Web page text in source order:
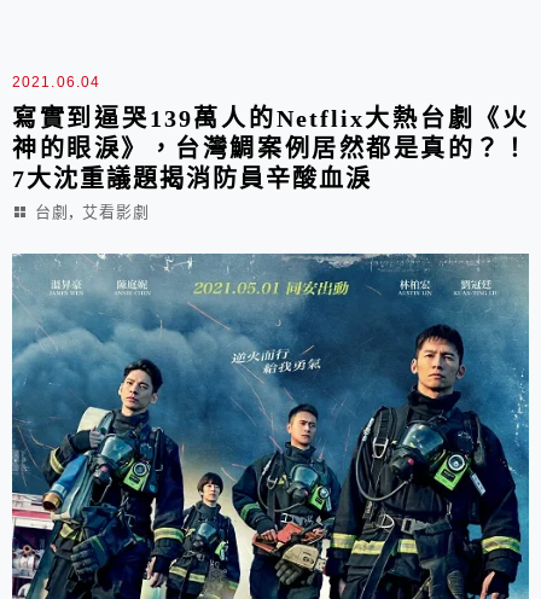
2021.06.04
寫實到逼哭139萬人的Netflix大熱台劇《火
神的眼淚》，台灣鯛案例居然都是真的？！
7大沈重議題揭消防員辛酸血淚
台劇 , 艾看影劇